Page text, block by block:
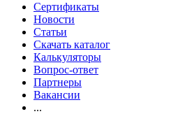
Сертификаты
Новости
Статьи
Скачать каталог
Калькуляторы
Вопрос-ответ
Партнеры
Вакансии
...